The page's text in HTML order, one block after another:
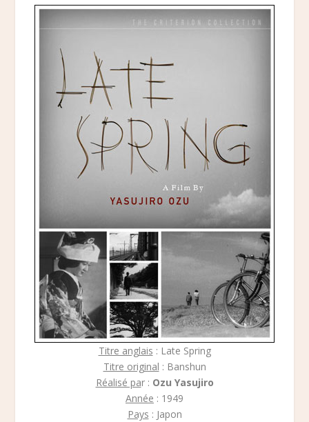
Titre anglais : Late Spring
Titre original : Banshun
Réalisé par : Ozu Yasujiro
Année : 1949
Pays : Japon